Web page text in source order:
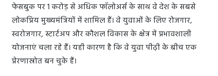
फेसबुक पर 1 करोड़ से अधिक फॉलोअर्स के साथ वे देश के सबसे
लोकप्रिय मुख्यमंत्रियों में शामिल हैं। वे युवाओं के लिए रोजगार,
स्वरोजगार, स्टार्टअप और कौशल विकास के क्षेत्र में प्रभावशाली
योजनाएं चला रहे हैं। यही कारण है कि वे युवा पीढ़ी के बीच एक
प्रेरणास्रोत बन चुके हैं।